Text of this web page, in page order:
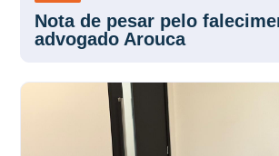
Nota de pesar pelo
advogado Arouca